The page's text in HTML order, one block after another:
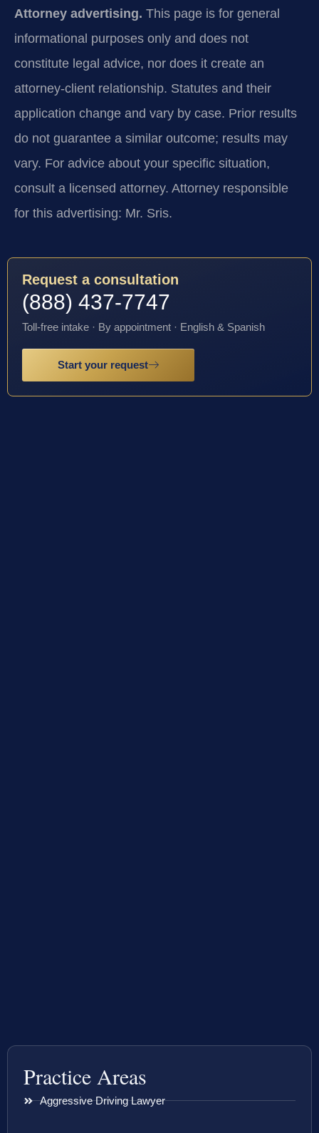
Attorney advertising. This page is for general
informational purposes only and does not
constitute legal advice, nor does it create an
attorney-client relationship. Statutes and their
application change and vary by case. Prior results
do not guarantee a similar outcome; results may
vary. For advice about your specific situation,
consult a licensed attorney. Attorney responsible
for this advertising: Mr. Sris.
Request a consultation
(888) 437-7747
Toll-free intake · By appointment · English & Spanish
Start your request
Practice Areas
Aggressive Driving Lawyer